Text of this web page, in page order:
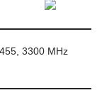
3300 MHz